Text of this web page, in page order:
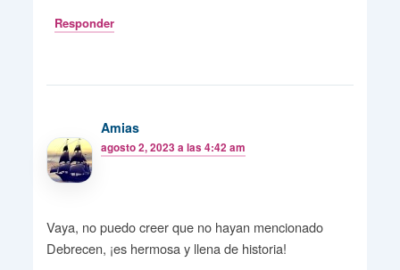
Responder
Amias
agosto 2, 2023 a las 4:42 am
Vaya, no puedo creer que no hayan mencionado
Debrecen, ¡es hermosa y llena de historia!